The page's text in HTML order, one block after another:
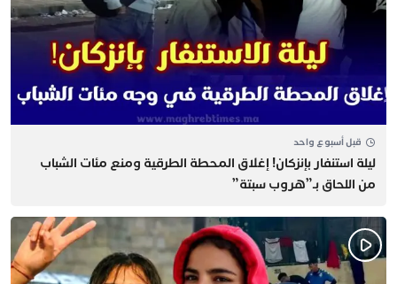
قبل أسبوع واحد
​ليلة استنفار بإنزكان! إغلاق المحطة الطرقية ومنع مئات الشباب
من اللحاق بـ”هروب سبتة”